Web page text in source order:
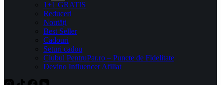
1+1 GRATIS
Reduceri
Noutăți
Best Seller
Cadouri
Seturi cadou
Clubul PentruPar.ro – Puncte de Fidelitate
Devino Influencer Afiliat